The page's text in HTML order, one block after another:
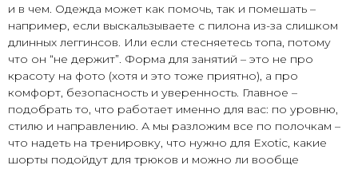
и в чем. Одежда может как помочь, так и помешать –
например, если выскальзываете с пилона из-за слишком
длинных леггинсов. Или если стесняетесь топа, потому
что он “не держит”. Форма для занятий – это не про
красоту на фото (хотя и это тоже приятно), а про
комфорт, безопасность и уверенность. Главное –
подобрать то, что работает именно для вас: по уровню,
стилю и направлению. А мы разложим все по полочкам –
что надеть на тренировку, что нужно для Exotic, какие
шорты подойдут для трюков и можно ли вообще